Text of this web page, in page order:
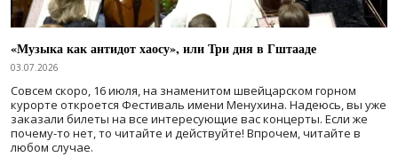
«Музыка как антидот хаосу», или Три дня в Гштааде
03.07.2026
Совсем скоро, 16 июля, на знаменитом швейцарском горном
курорте откроется Фестиваль имени Менухина. Надеюсь, вы уже
заказали билеты на все интересующие вас концерты. Если же
почему-то нет, то читайте и действуйте! Впрочем, читайте в
любом случае.